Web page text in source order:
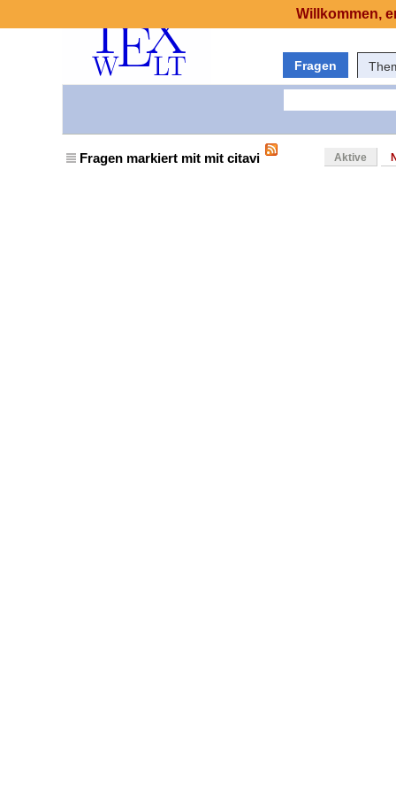
Fragen
Fragen markiert mit mit citavi Aktive
Willkommen,